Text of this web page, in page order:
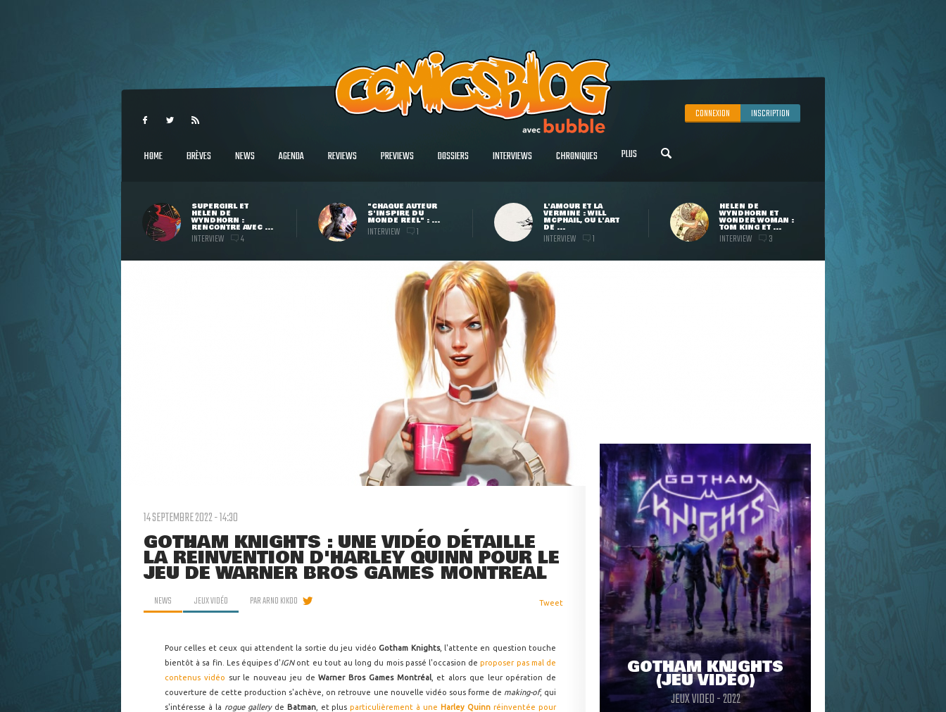
CONNEXION INSCRIPTION
HOME BRÈVES NEWS AGENDA REVIEWS PREVIEWS DOSSIERS INTERVIEWS CHRONIQUES PLUS
SUPERGIRL ET
HELEN DE
WYNDHORN :
RENCONTRE AVEC ...
INTERVIEW 4
"CHAQUE AUTEUR
S'INSPIRE DU
MONDE RÉEL" : ...
INTERVIEW 1
L'AMOUR ET LA
VERMINE : WILL
MCPHAIL, OU L'ART
DE ...
INTERVIEW 1
HELEN DE
WYNDHORN ET
WONDER WOMAN :
TOM KING ET ...
INTERVIEW 3
14 SEPTEMBRE 2022 - 14:30
GOTHAM KNIGHTS : UNE VIDÉO DÉTAILLE
LA RÉINVENTION D'HARLEY QUINN POUR LE
JEU DE WARNER BROS GAMES MONTREAL
NEWS JEUX VIDÉO PARARNO KIKOO Tweet
Pour celles et ceux qui attendent la sortie du jeu vidéo Gotham Knights, l'attente en question touche
bientôt à sa fin. Les équipes d'IGN ont eu tout au long du mois passé l'occasion deproposer pas mal de
contenus vidéo sur le nouveau jeu deWarner Bros Games Montréal, et alors que leur opération de
couverture de cette production s'achève, on retrouve une nouvelle vidéo sous forme de making-of, qui
s'intéresse à la rogue gallery de Batman, et plusparticulièrement à une Harley Quinnréinventée pour
GOTHAM KNIGHTS
(JEU VIDÉO)
JEUX VIDEO - 2022